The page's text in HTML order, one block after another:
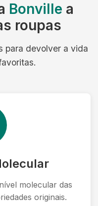
Bonville a
roupas
para devolver a vida
molecular das
originais.